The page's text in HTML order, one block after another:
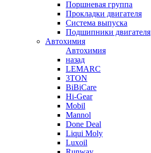
Поршневая группа
Прокладки двигателя
Система выпуска
Подшипники двигателя
Автохимия
Автохимия
назад
LEMARC
3TON
BiBiCare
Hi-Gear
Mobil
Mannol
Done Deal
Liqui Moly
Luxoil